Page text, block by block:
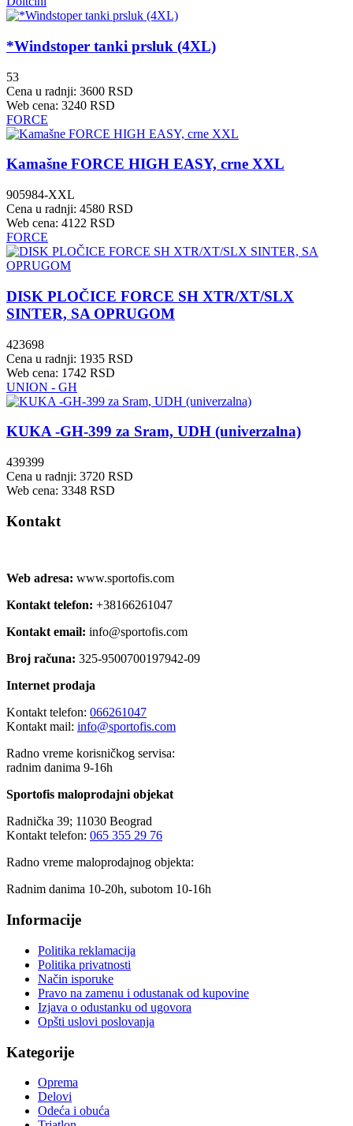
*Windstoper tanki prsluk (4XL)
53
Cena u radnji: 3600 RSD
Web cena: 3240 RSD
FORCE
Kamašne FORCE HIGH EASY, crne XXL
905984-XXL
Cena u radnji: 4580 RSD
Web cena: 4122 RSD
FORCE
DISK PLOČICE FORCE SH XTR/XT/SLX
SINTER, SA OPRUGOM
423698
Cena u radnji: 1935 RSD
Web cena: 1742 RSD
UNION - GH
KUKA -GH-399 za Sram, UDH (univerzalna)
439399
Cena u radnji: 3720 RSD
Web cena: 3348 RSD
Kontakt
Web adresa: www.sportofis.com
Kontakt telefon: +38166261047
Kontakt email: info@sportofis.com
Broj računa: 325-9500700197942-09
Internet prodaja
Kontakt telefon: 066261047
Kontakt mail: info@sportofis.com
Radno vreme korisničkog servisa:
radnim danima 9-16h
Sportofis maloprodajni objekat
Radnička 39; 11030 Beograd
Kontakt telefon: 065 355 29 76
Radno vreme maloprodajnog objekta:
Radnim danima 10-20h, subotom 10-16h
Informacije
Politika reklamacija
Politika privatnosti
Način isporuke
Pravo na zamenu i odustanak od kupovine
Izjava o odustanku od ugovora
Opšti uslovi poslovanja
Kategorije
Oprema
Delovi
Odeća i obuća